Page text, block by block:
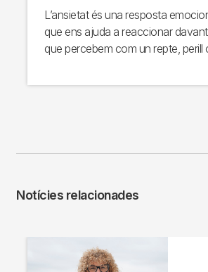
L’ansietat és una resposta
que ens ajuda a reaccionar
que percebem com un repte, perill
Notícies relacionades